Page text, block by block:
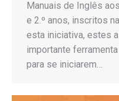
Manuais de Inglês
e 2.º anos, inscritos
esta iniciativa, estes
importante
para se iniciarem…